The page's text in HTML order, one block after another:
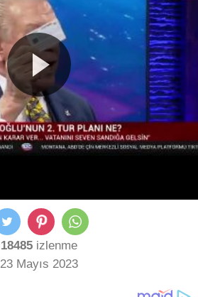
18485 izlenme
23 Mayıs 2023